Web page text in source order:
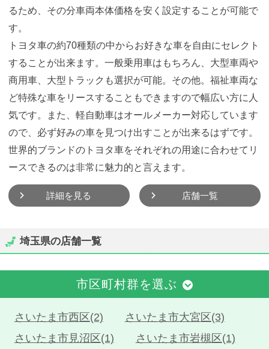
るため、その分車両本体価格を安く設定することが可能で
す。
トヨタ車の約70種類の中からお好きな車を自由にセレクト
することが出来ます。一般乗用車はもちろん、大型車両や
商用車、大型トラックも選択が可能。その他。福祉車両な
ど特殊な車をリースすることもできますので幅広い方に人
気です。また、軽自動車はオールメーカー対応しています
ので、必ず好みの車を見つけ出すことが出来るはずです。
世界的ブランドのトヨタ車をそれぞれの用途に合わせてリ
ースできるのは非常に魅力的と言えます。
詳細を見る 店舗一覧
埼玉県の店舗一覧
市区町村群を選ぶ
さいたま市西区(2)
さいたま市大宮区(3)
さいたま市見沼区(1)
さいたま市岩槻区(1)